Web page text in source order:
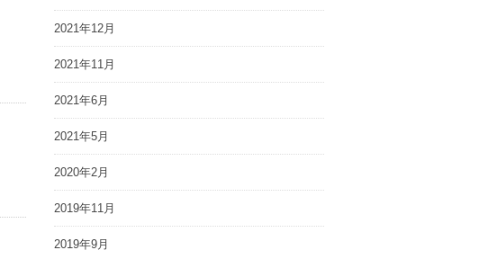
2021年12月
2021年11月
2021年6月
2021年5月
2020年2月
2019年11月
2019年9月